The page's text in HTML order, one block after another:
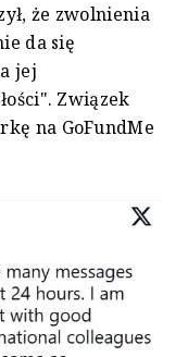
że zwolnienia
da się
jej
Związek
na GoFundMe